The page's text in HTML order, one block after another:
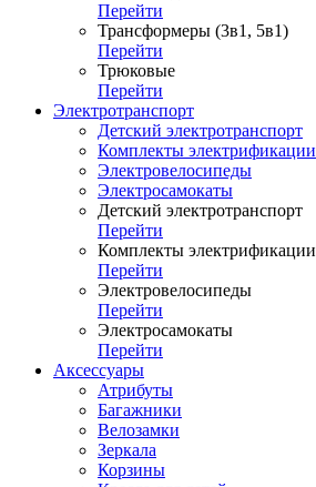
Перейти
Трансформеры (3в1, 5в1)
Перейти
Трюковые
Перейти
Электротранспорт
Детский электротранспорт
Комплекты электрификации
Электровелосипеды
Электросамокаты
Детский электротранспорт
Перейти
Комплекты электрификации
Перейти
Электровелосипеды
Перейти
Электросамокаты
Перейти
Аксессуары
Атрибуты
Багажники
Велозамки
Зеркала
Корзины